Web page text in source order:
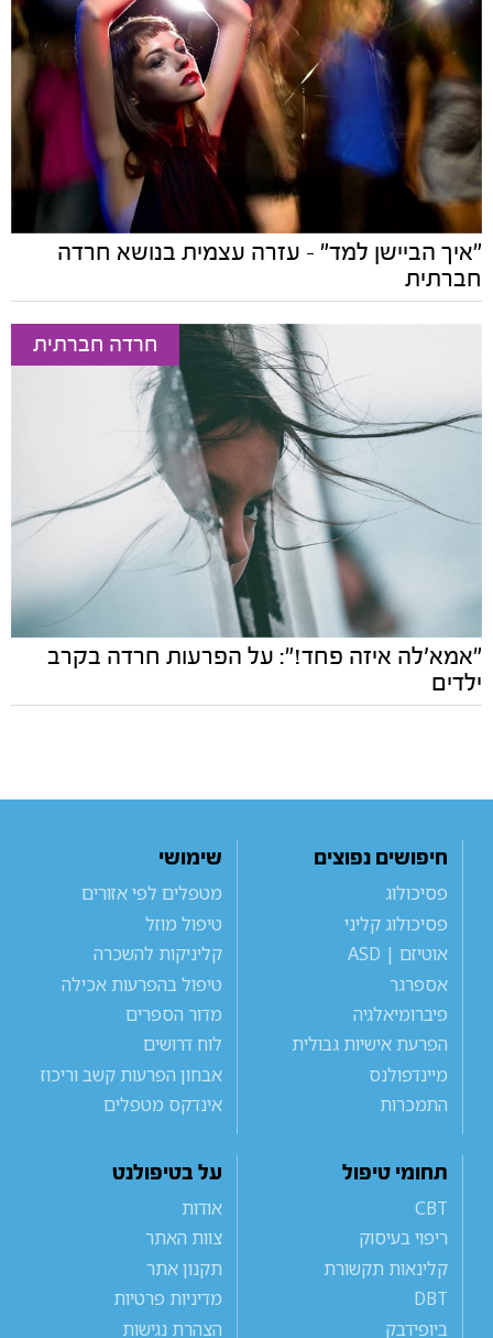
"איך הביישן למד" - עזרה עצמית בנושא חרדה
חברתית
חרדה חברתית
"אמא'לה איזה פחד!": על הפרעות חרדה בקרב
ילדים
חיפושים נפוצים
פסיכולוג
פסיכולוג קליני
אוטיזם | ASD
אספרגר
פיברומיאלגיה
הפרעת אישיות גבולית
מיינדפולנס
התמכרות
שימושי
מטפלים לפי אזורים
טיפול מוזל
קליניקות להשכרה
טיפול בהפרעות אכילה
מדור הספרים
לוח דרושים
אבחון הפרעות קשב וריכוז
אינדקס מטפלים
תחומי טיפול
CBT
ריפוי בעיסוק
קלינאות תקשורת
DBT
ביופידבק
על בטיפולנט
אודות
צוות האתר
תקנון אתר
מדיניות פרטיות
הצהרת נגישות